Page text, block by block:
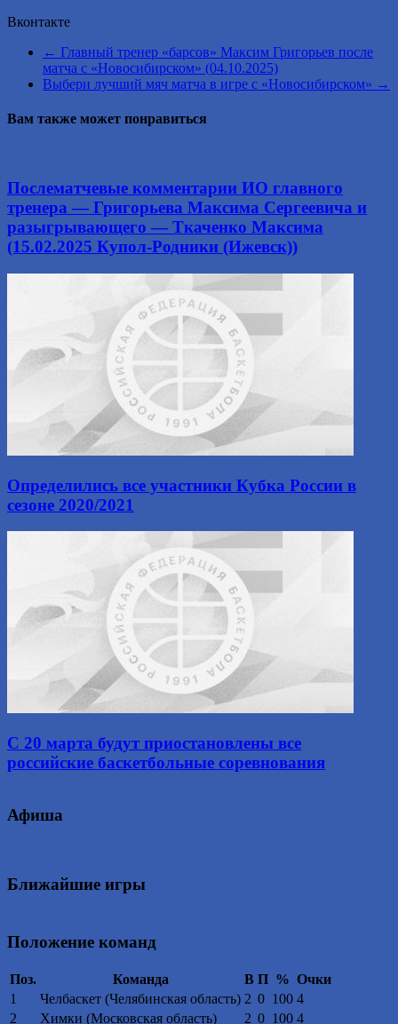
Вконтакте
← Главный тренер «барсов» Максим Григорьев после
матча с «Новосибирском» (04.10.2025)
Выбери лучший мяч матча в игре с «Новосибирском» →
Вам также может понравиться
Послематчевые комментарии ИО главного
тренера — Григорьева Максима Сергеевича и
разыгрывающего — Ткаченко Максима
(15.02.2025 Купол-Родники (Ижевск))
Определились все участники Кубка России в
сезоне 2020/2021
С 20 марта будут приостановлены все
российские баскетбольные соревнования
Афиша
Ближайшие игры
Положение команд
Поз. Команда В П % Очки
1
Челбаскет (Челябинская область) 2 0 100 4
2
Химки (Московская область) 2 0 100 4